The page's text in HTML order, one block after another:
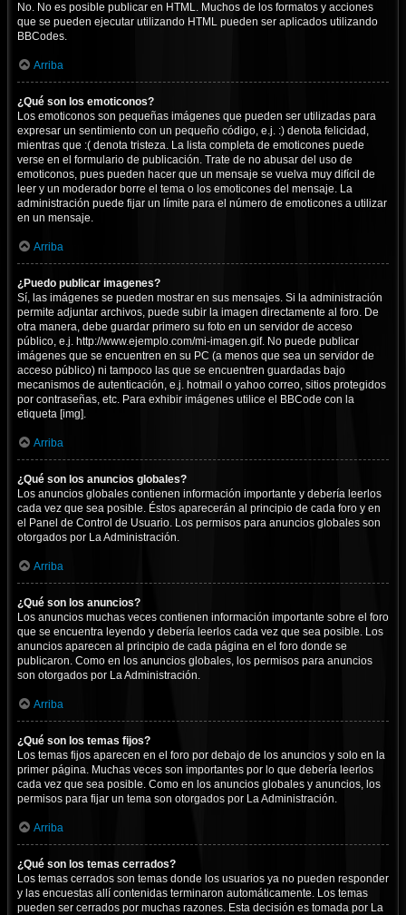
No. No es posible publicar en HTML. Muchos de los formatos y acciones
que se pueden ejecutar utilizando HTML pueden ser aplicados utilizando
BBCodes.
Arriba
¿Qué son los emoticonos?
Los emoticonos son pequeñas imágenes que pueden ser utilizadas para
expresar un sentimiento con un pequeño código, e.j. :) denota felicidad,
mientras que :( denota tristeza. La lista completa de emoticones puede
verse en el formulario de publicación. Trate de no abusar del uso de
emoticonos, pues pueden hacer que un mensaje se vuelva muy difícil de
leer y un moderador borre el tema o los emoticones del mensaje. La
administración puede fijar un límite para el número de emoticones a utilizar
en un mensaje.
Arriba
¿Puedo publicar imagenes?
Sí, las imágenes se pueden mostrar en sus mensajes. Si la administración
permite adjuntar archivos, puede subir la imagen directamente al foro. De
otra manera, debe guardar primero su foto en un servidor de acceso
público, e.j. http://www.ejemplo.com/mi-imagen.gif. No puede publicar
imágenes que se encuentren en su PC (a menos que sea un servidor de
acceso público) ni tampoco las que se encuentren guardadas bajo
mecanismos de autenticación, e.j. hotmail o yahoo correo, sitios protegidos
por contraseñas, etc. Para exhibir imágenes utilice el BBCode con la
etiqueta [img].
Arriba
¿Qué son los anuncios globales?
Los anuncios globales contienen información importante y debería leerlos
cada vez que sea posible. Éstos aparecerán al principio de cada foro y en
el Panel de Control de Usuario. Los permisos para anuncios globales son
otorgados por La Administración.
Arriba
¿Qué son los anuncios?
Los anuncios muchas veces contienen información importante sobre el foro
que se encuentra leyendo y debería leerlos cada vez que sea posible. Los
anuncios aparecen al principio de cada página en el foro donde se
publicaron. Como en los anuncios globales, los permisos para anuncios
son otorgados por La Administración.
Arriba
¿Qué son los temas fijos?
Los temas fijos aparecen en el foro por debajo de los anuncios y solo en la
primer página. Muchas veces son importantes por lo que debería leerlos
cada vez que sea posible. Como en los anuncios globales y anuncios, los
permisos para fijar un tema son otorgados por La Administración.
Arriba
¿Qué son los temas cerrados?
Los temas cerrados son temas donde los usuarios ya no pueden responder
y las encuestas allí contenidas terminaron automáticamente. Los temas
pueden ser cerrados por muchas razones. Esta decisión es tomada por La